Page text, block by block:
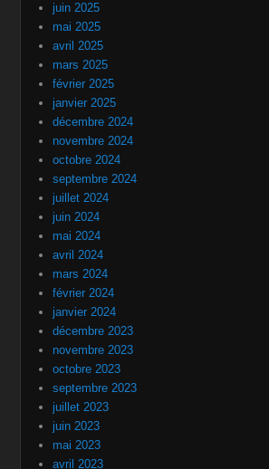
juin 2025
mai 2025
avril 2025
mars 2025
février 2025
janvier 2025
décembre 2024
novembre 2024
octobre 2024
septembre 2024
juillet 2024
juin 2024
mai 2024
avril 2024
mars 2024
février 2024
janvier 2024
décembre 2023
novembre 2023
octobre 2023
septembre 2023
juillet 2023
juin 2023
mai 2023
avril 2023